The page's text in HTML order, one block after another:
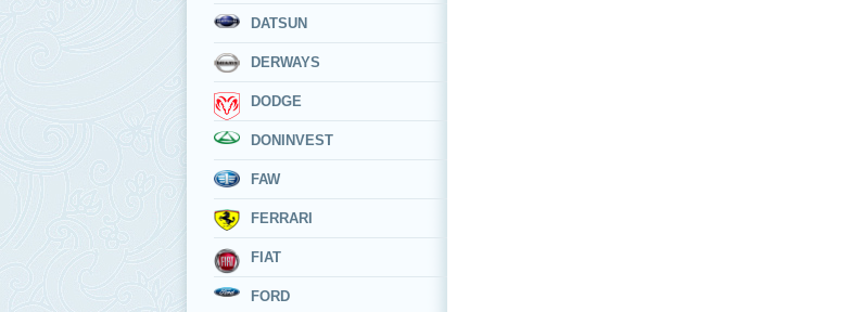
DATSUN
DERWAYS
DODGE
DONINVEST
FAW
FERRARI
FIAT
FORD